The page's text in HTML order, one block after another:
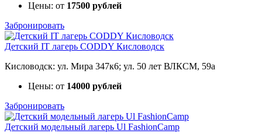
Цены: от 17500 рублей
Забронировать
Детский IT лагерь CODDY Кисловодск
Кисловодск: ул. Мира 347к6; ул. 50 лет ВЛКСМ, 59а
Цены: от 14000 рублей
Забронировать
Детский модельный лагерь Ul FashionCamp